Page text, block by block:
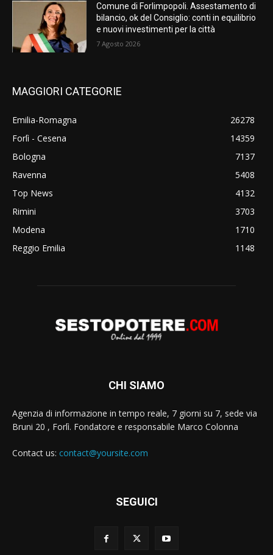
Comune di Forlimpopoli. Assestamento di
bilancio, ok del Consiglio: conti in equilibrio
e nuovi investimenti per la città
7 Agosto 2026
MAGGIORI CATEGORIE
Emilia-Romagna
26278
Forlì - Cesena
14359
Bologna
7137
Ravenna
5408
Top News
4132
Rimini
3703
Modena
1710
Reggio Emilia
1148
CHI SIAMO
Agenzia di informazione in tempo reale, 7 giorni su 7, sede via
Bruni 20 , Forlì. Fondatore e responsabile Marco Colonna
Contact us: contact@yoursite.com
SEGUICI